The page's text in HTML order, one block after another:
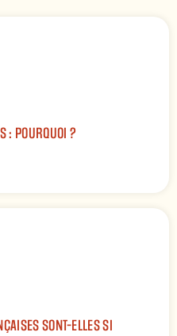
: POURQUOI ?
SONT-ELLES SI